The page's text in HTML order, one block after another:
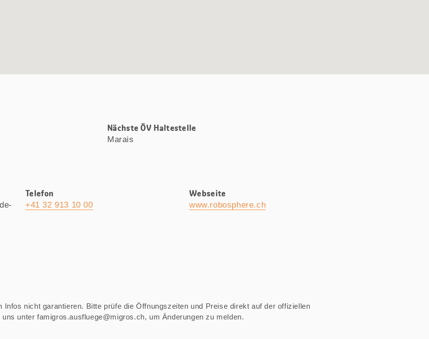
Nächste ÖV Haltestelle
Marais
Telefon
+41 32 913 10 00
Webseite
www.robosphere.ch
Infos nicht garantieren. Bitte prüfe die Öffnungszeiten und Preise direkt auf der offiziellen
unter famigros.ausfluege@migros.ch, um Änderungen zu melden.